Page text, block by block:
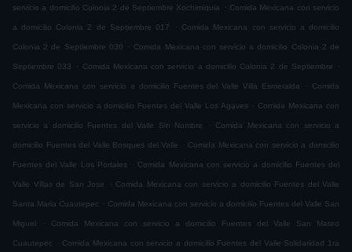
servicio a domicilio Colonia 2 de Septiembre Xochimiquia . Comida Mexicana con servicio
a domicilio Colonia 2 de Septiembre 017 . Comida Mexicana con servicio a domicilio
Colonia 2 de Septiembre 030 . Comida Mexicana con servicio a domicilio Colonia 2 de
Septiembre 033 . Comida Mexicana con servicio a domicilio Colonia 2 de Septiembre .
Comida Mexicana con servicio a domicilio Fuentes del Valle Villa Esmeralda . Comida
Mexicana con servicio a domicilio Fuentes del Valle Los Agaves . Comida Mexicana con
servicio a domicilio Fuentes del Valle Sin Nombre . Comida Mexicana con servicio a
domicilio Fuentes del Valle Bosques del Valle . Comida Mexicana con servicio a domicilio
Fuentes del Valle Los Portales . Comida Mexicana con servicio a domicilio Fuentes del
Valle Villas de San Jose . Comida Mexicana con servicio a domicilio Fuentes del Valle
Santa Maria Cuautepec . Comida Mexicana con servicio a domicilio Fuentes del Valle San
Miguel . Comida Mexicana con servicio a domicilio Fuentes del Valle San Mateo
Cuautepec . Comida Mexicana con servicio a domicilio Fuentes del Valle Solidaridad 1ra